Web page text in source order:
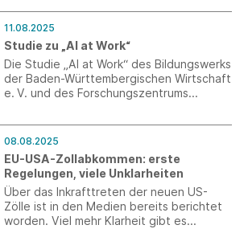
August verlängert.
11.08.2025
Studie zu „AI at Work“
Die Studie „AI at Work“ des Bildungswerks
der Baden-Württembergischen Wirtschaft
e. V. und des Forschungszentrums
Unternehmen in Baden-Württemberg eine
einmalige Gelegenheit, die eigene
bestimmen und konkrete
Handlungsimpulse abzuleiten. Die
Teilnahmefrist wurde nun bis zum
20.09.2025 verlängert.
08.08.2025
EU-USA-Zollabkommen: erste
Regelungen, viele Unklarheiten
Über das Inkrafttreten der neuen US-
Zölle ist in den Medien bereits berichtet
worden. Viel mehr Klarheit gibt es